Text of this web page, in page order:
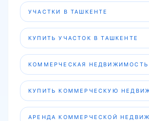
УЧАСТКИ В ТАШКЕНТЕ
КУПИТЬ УЧАСТОК В ТАШКЕНТЕ
КОММЕРЧЕСКАЯ НЕДВИЖИМОСТЬ
КУПИТЬ КОММЕРЧЕСКУЮ
АРЕНДА КОММЕРЧЕСКОЙ